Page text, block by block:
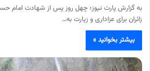
به گزارش پارت نیوز؛ چهل روز پس از شهادت امام
زائران برای عزاداری و زیارت به…
بیشتر بخوانید »